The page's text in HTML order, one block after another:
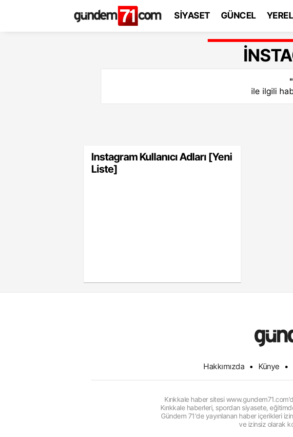
SİYASET GÜNCEL YEREL
ile ilgili
Instagram Kullanıcı Adları [Yeni
Liste]
Hakkımızda • Künye •
Kırıkkale haber sitesi
Kırıkkale haberleri, spordan siyasete,
Gündem 71'de yayınlanan haber içerikleri
ve izinsiz olarak